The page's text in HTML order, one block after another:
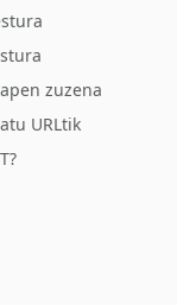
zuzena
URLtik